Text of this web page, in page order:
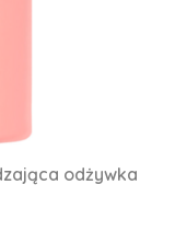
odżywka